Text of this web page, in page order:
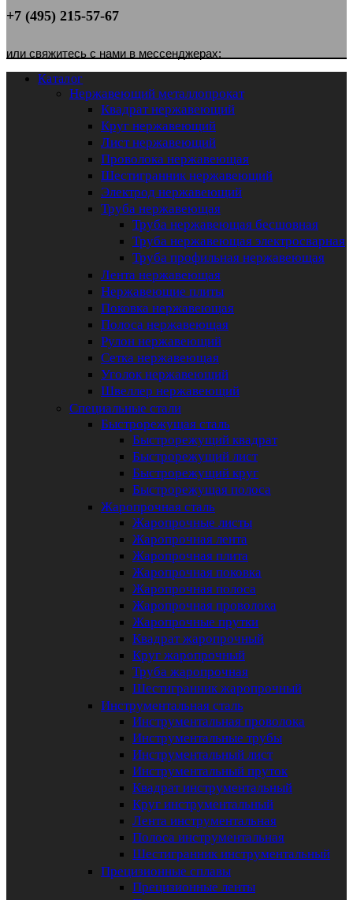
+7 (495) 215-57-67
или свяжитесь с нами в мессенджерах:
Каталог
Нержавеющий металлопрокат
Квадрат нержавеющий
Круг нержавеющий
Лист нержавеющий
Проволока нержавеющая
Шестигранник нержавеющий
Электрод нержавеющий
Труба нержавеющая
Труба нержавеющая бесшовная
Труба нержавеющая электросварная
Труба профильная нержавеющая
Лента нержавеющая
Нержавеющие плиты
Поковка нержавеющая
Полоса нержавеющая
Рулон нержавеющий
Сетка нержавеющая
Уголок нержавеющий
Швеллер нержавеющий
Специальные стали
Быстрорежущая сталь
Быстрорежущий квадрат
Быстрорежущий лист
Быстрорежущий круг
Быстрорежущая полоса
Жаропрочная сталь
Жаропрочные листы
Жаропрочная лента
Жаропрочная плита
Жаропрочная поковка
Жаропрочная полоса
Жаропрочная проволока
Жаропрочные прутки
Квадрат жаропрочный
Круг жаропрочный
Труба жаропрочная
Шестигранник жаропрочный
Инструментальная сталь
Инструментальная проволока
Инструментальные трубы
Инструментальный лист
Инструментальный пруток
Квадрат инструментальный
Круг инструментальный
Лента инструментальная
Полоса инструментальная
Шестигранник инструментальный
Прецизионные сплавы
Прецизионные ленты